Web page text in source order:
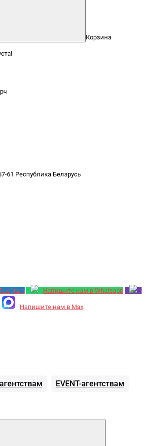
Корзина
61 Республика Беларусь
Напишите нам в Whatsapp
Напишите нам в Max
EVENT-агентствам